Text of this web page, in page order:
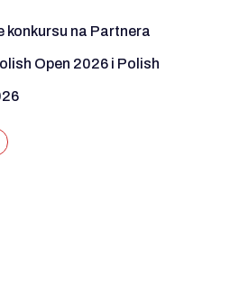
konkursu na Partnera
Open 2026 i Polish